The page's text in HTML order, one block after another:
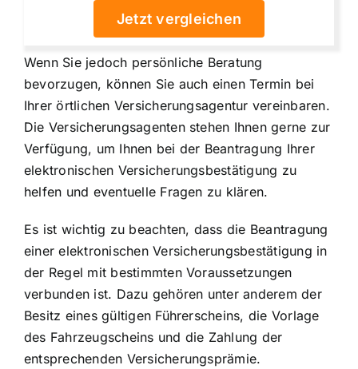
Jetzt vergleichen
Wenn Sie jedoch persönliche Beratung
bevorzugen, können Sie auch einen Termin bei
Ihrer örtlichen Versicherungsagentur vereinbaren.
Die Versicherungsagenten stehen Ihnen gerne zur
Verfügung, um Ihnen bei der Beantragung Ihrer
elektronischen Versicherungsbestätigung zu
helfen und eventuelle Fragen zu klären.
Es ist wichtig zu beachten, dass die Beantragung
einer elektronischen Versicherungsbestätigung in
der Regel mit bestimmten Voraussetzungen
verbunden ist. Dazu gehören unter anderem der
Besitz eines gültigen Führerscheins, die Vorlage
des Fahrzeugscheins und die Zahlung der
entsprechenden Versicherungsprämie.